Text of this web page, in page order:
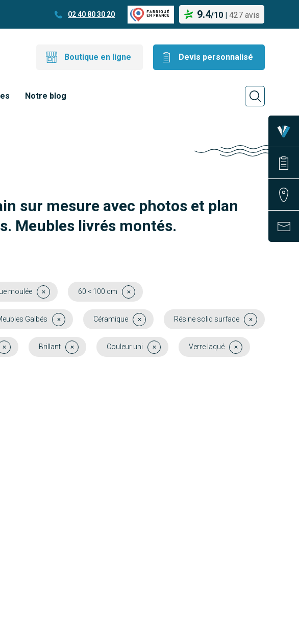
02 40 80 30 20 9.4/10 | 427 avis
Boutique en ligne Devis personnalisé
Notre blog
sur mesure avec photos et plan
Meubles livrés montés.
moulée 60 < 100 cm
Galbés Céramique Résine solid surface
Brillant Couleur uni Verre laqué